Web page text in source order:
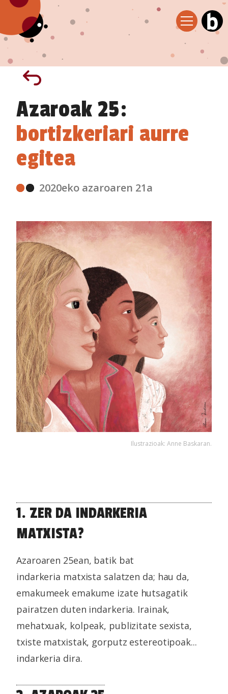
Azaroak 25:
bortizkeriari aurre
egitea
2020eko azaroaren 21a
Ilustrazioak: Anne Baskaran.
1. ZER DA INDARKERIA
MATXISTA?
Azaroaren 25ean, batik bat
indarkeria matxista salatzen da; hau da,
emakumeek emakume izate hutsagatik
pairatzen duten indarkeria. Irainak,
mehatxuak, kolpeak, publizitate sexista,
txiste matxistak, gorputz estereotipoak...
indarkeria dira.